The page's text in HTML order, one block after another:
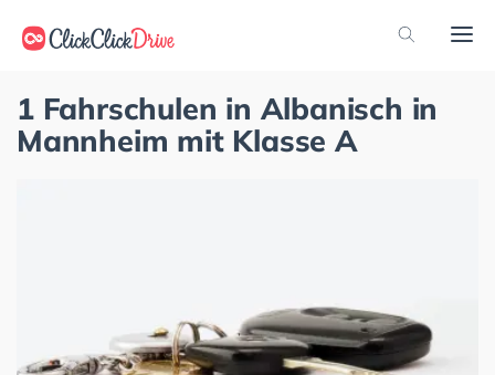
1 Fahrschulen in Albanisch in
Mannheim mit Klasse A